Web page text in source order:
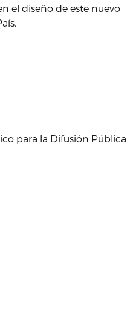
el diseño de este nuevo
para la Difusión Pública